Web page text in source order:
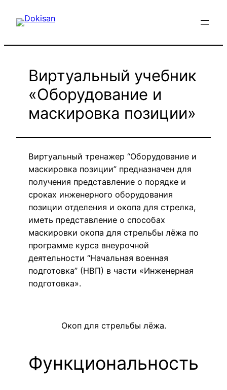
Виртуальный учебник
«Оборудование и
маскировка позиции»
Виртуальный тренажер “Оборудование и
маскировка позиции” предназначен для
получения представление о порядке и
сроках инженерного оборудования
позиции отделения и окопа для стрелка,
иметь представление о способах
маскировки окопа для стрельбы лёжа по
программе курса внеурочной
деятельности “Начальная военная
подготовка” (НВП) в части «Инженерная
подготовка».
Окоп для стрельбы лёжа.
Функциональность